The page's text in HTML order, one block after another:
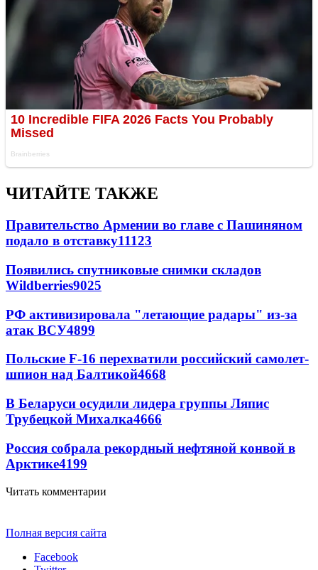
ЧИТАЙТЕ ТАКЖЕ
Правительство Армении во главе с Пашиняном
подало в отставку11123
Появились спутниковые снимки складов
Wildberries9025
РФ активизировала "летающие радары" из-за
атак ВСУ4899
Польские F-16 перехватили российский самолет-
шпион над Балтикой4668
В Беларуси осудили лидера группы Ляпис
Трубецкой Михалка4666
Россия собрала рекордный нефтяной конвой в
Арктике4199
Читать комментарии
Полная версия сайта
Facebook